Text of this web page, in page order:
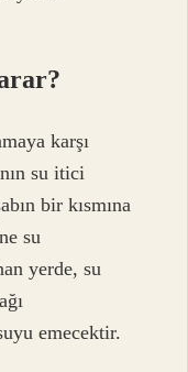
karşı
su itici
bir kısmına
su
yerde, su
emecektir.